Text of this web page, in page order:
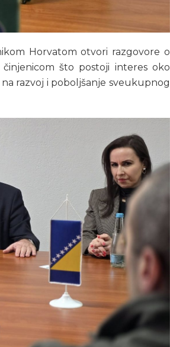
Horvatom otvori razgovore o
što postoji interes oko
razvoj i poboljšanje sveukupnog